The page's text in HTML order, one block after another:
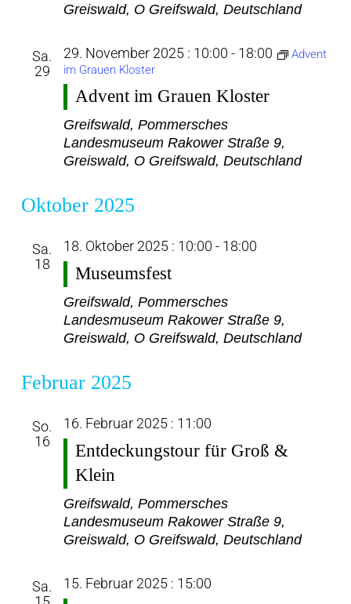
Greiswald, O Greifswald, Deutschland
Sa.
29
29. November 2025 : 10:00 - 18:00
Advent
im Grauen Kloster
Advent im Grauen Kloster
Greifswald, Pommersches
Landesmuseum Rakower Straße 9,
Greiswald, O Greifswald, Deutschland
Oktober 2025
Sa.
18
18. Oktober 2025 : 10:00 - 18:00
Museumsfest
Greifswald, Pommersches
Landesmuseum Rakower Straße 9,
Greiswald, O Greifswald, Deutschland
Februar 2025
So.
16
16. Februar 2025 : 11:00
Entdeckungstour für Groß &
Klein
Greifswald, Pommersches
Landesmuseum Rakower Straße 9,
Greiswald, O Greifswald, Deutschland
Sa.
15. Februar 2025 : 15:00